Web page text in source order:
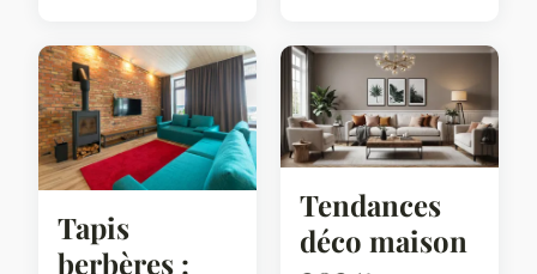
Tapis
berbères :
Tendances
déco maison